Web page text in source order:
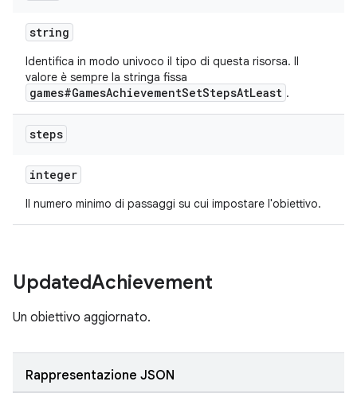
string
Identifica in modo univoco il tipo di questa risorsa. Il
valore è sempre la stringa fissa
games#GamesAchievementSetStepsAtLeast .
steps
integer
Il numero minimo di passaggi su cui impostare l'obiettivo.
UpdatedAchievement
Un obiettivo aggiornato.
Rappresentazione JSON